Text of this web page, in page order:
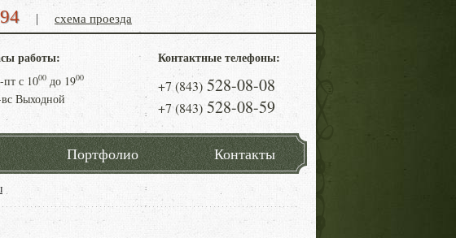
| схема проезда
работы:
с 1000 до 1900
Выходной
Контактные телефоны:
+7 (843) 528-08-08
+7 (843) 528-08-59
Портфолио Контакты